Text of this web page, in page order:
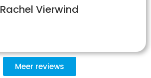
Rachel Vierwind
Meer reviews